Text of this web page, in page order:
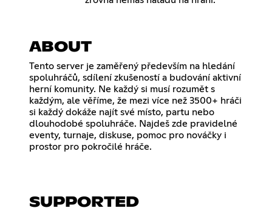
ABOUT
Tento server je zaměřený především na hledání
spoluhráčů, sdílení zkušeností a budování aktivní
herní komunity. Ne každý si musí rozumět s
každým, ale věříme, že mezi více než 3500+ hráči
si každý dokáže najít své místo, partu nebo
dlouhodobé spoluhráče. Najdeš zde pravidelné
eventy, turnaje, diskuse, pomoc pro nováčky i
prostor pro pokročilé hráče.
SUPPORTED